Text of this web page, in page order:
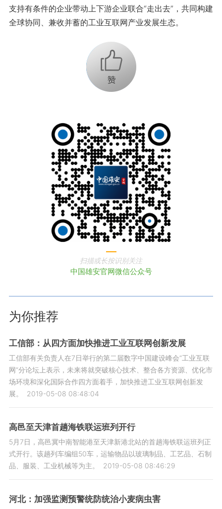
支持有条件的企业带动上下游企业联合“走出去”，共同构建
全球协同、兼收并蓄的工业互联网产业发展生态。
+1
扫描或长按识别关注
中国雄安官网微信公众号
为你推荐
工信部：从四方面加快推进工业互联网创新发展
工信部有关负责人在7日举行的第二届数字中国建设峰会“工业互联
网”分论坛上表示，未来将就突破核心技术、整合各方资源、优化市
场环境和深化国际合作四方面着手，加快推进工业互联网创新发
展。
2019-05-08 08:48:04
高邑至天津首趟海铁联运班列开行
5月7日，高邑冀中南智能港至天津新港北站的首趟海铁联运班列正
式开行。该趟列车编组50车，运输物品以玻璃制品、工艺品、石制
品、服装、工业机械等为主。
2019-05-08 08:46:29
河北：加强监测预警统防统治小麦病虫害